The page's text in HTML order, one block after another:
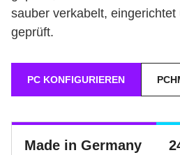
sauber verkabelt, eingerichtet
geprüft.
PC KONFIGURIEREN
Made in Germany